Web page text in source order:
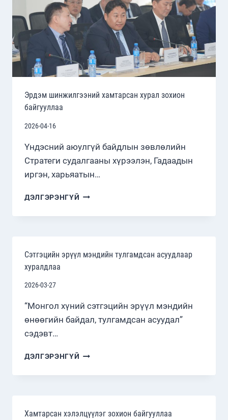
ШИЙДЭЛ”
ХЭЛЭЛЦҮҮЛЭГ
Эрдэм шинжилгээний хамтарсан хурал зохион
байгууллаа
2026-04-16
Үндэсний аюулгүй байдлын зөвлөлийн
Стратеги судалгааны хүрээлэн, Гадаадын
иргэн, харьяатын…
ДЭЛГЭРЭНГҮЙ ЭРДЭМ
ХАМТАРСАН
Сэтгэцийн эрүүл мэндийн тулгамдсан асуудлаар
хуралдлаа
2026-03-27
“Монгол хүний сэтгэцийн эрүүл мэндийн
өнөөгийн байдал, тулгамдсан асуудал”
сэдэвт…
ДЭЛГЭРЭНГҮЙ СЭТГЭЦИЙН
МЭНДИЙН
Хамтарсан хэлэлцүүлэг зохион байгууллаа